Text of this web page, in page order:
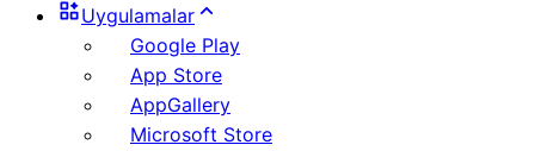
Uygulamalar
Google Play
App Store
AppGallery
Microsoft Store